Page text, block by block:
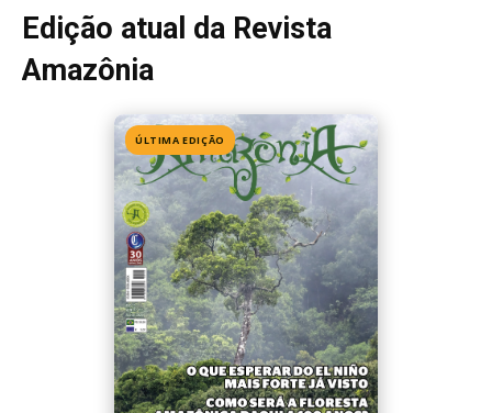
Edição atual da Revista
Amazônia
ÚLTIMA EDIÇÃO